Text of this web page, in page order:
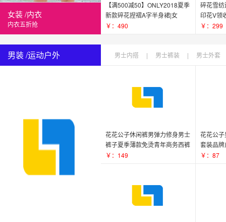
女装 /内衣
内衣五折抢
【满500减50】ONLY2018夏季
新款碎花捏褶A字半身裙|女
118116548
￥：490
碎花雪
印花V领
太平鸟
￥：299
男装 /运动户外 男士内搭 | 男士裤装 | 男士外套
花花公子休闲裤男弹力修身男士
裤子夏季薄款免烫青年商务西裤
男裤
￥：149
花花公
套装品
服男
￥：87